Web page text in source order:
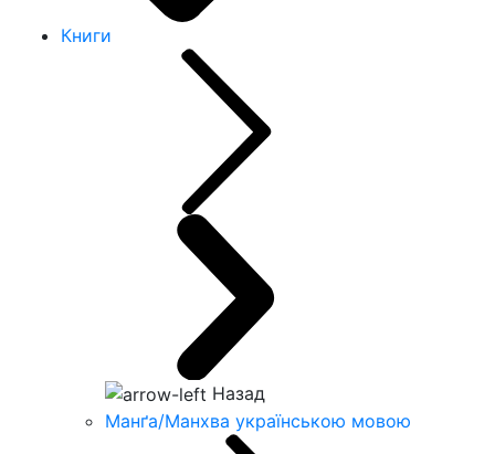
Книги
Назад
Манґа/Манхва українською мовою